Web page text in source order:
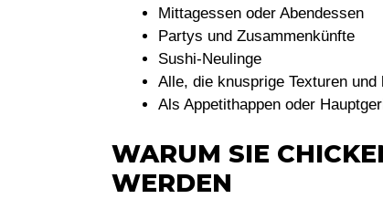
Mittagessen oder Abendessen
Partys und Zusammenkünfte
Sushi-Neulinge
Alle, die knusprige Texturen
Als Appetithappen oder
WARUM SIE
WERDEN